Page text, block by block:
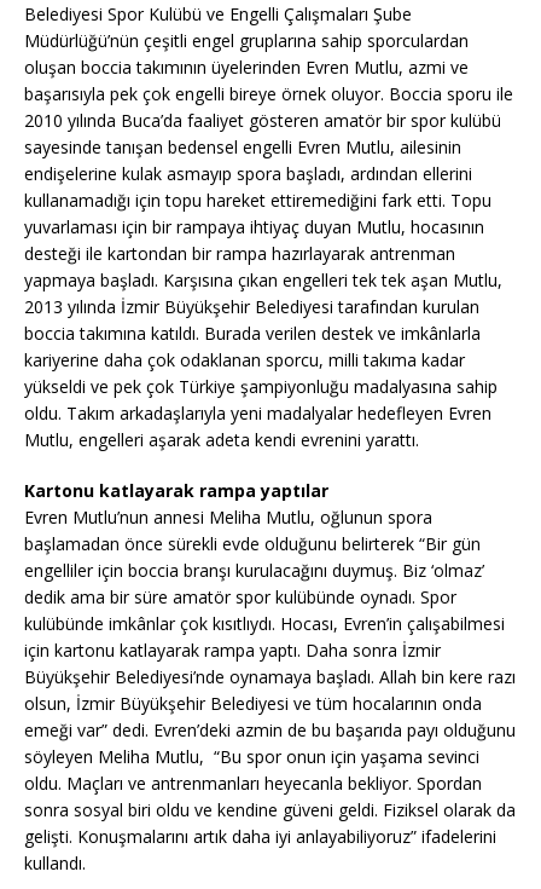
Belediyesi Spor Kulübü ve Engelli Çalışmaları Şube
Müdürlüğü’nün çeşitli engel gruplarına sahip sporculardan
oluşan boccia takımının üyelerinden Evren Mutlu, azmi ve
başarısıyla pek çok engelli bireye örnek oluyor. Boccia sporu ile
2010 yılında Buca’da faaliyet gösteren amatör bir spor kulübü
sayesinde tanışan bedensel engelli Evren Mutlu, ailesinin
endişelerine kulak asmayıp spora başladı, ardından ellerini
kullanamadığı için topu hareket ettiremediğini fark etti. Topu
yuvarlaması için bir rampaya ihtiyaç duyan Mutlu, hocasının
desteği ile kartondan bir rampa hazırlayarak antrenman
yapmaya başladı. Karşısına çıkan engelleri tek tek aşan Mutlu,
2013 yılında İzmir Büyükşehir Belediyesi tarafından kurulan
boccia takımına katıldı. Burada verilen destek ve imkânlarla
kariyerine daha çok odaklanan sporcu, milli takıma kadar
yükseldi ve pek çok Türkiye şampiyonluğu madalyasına sahip
oldu. Takım arkadaşlarıyla yeni madalyalar hedefleyen Evren
Mutlu, engelleri aşarak adeta kendi evrenini yarattı.
Kartonu katlayarak rampa yaptılar
Evren Mutlu’nun annesi Meliha Mutlu, oğlunun spora
başlamadan önce sürekli evde olduğunu belirterek “Bir gün
engelliler için boccia branşı kurulacağını duymuş. Biz ‘olmaz’
dedik ama bir süre amatör spor kulübünde oynadı. Spor
kulübünde imkânlar çok kısıtlıydı. Hocası, Evren’in çalışabilmesi
için kartonu katlayarak rampa yaptı. Daha sonra İzmir
Büyükşehir Belediyesi’nde oynamaya başladı. Allah bin kere razı
olsun, İzmir Büyükşehir Belediyesi ve tüm hocalarının onda
emeği var” dedi. Evren’deki azmin de bu başarıda payı olduğunu
söyleyen Meliha Mutlu, “Bu spor onun için yaşama sevinci
oldu. Maçları ve antrenmanları heyecanla bekliyor. Spordan
sonra sosyal biri oldu ve kendine güveni geldi. Fiziksel olarak da
gelişti. Konuşmalarını artık daha iyi anlayabiliyoruz” ifadelerini
kullandı.